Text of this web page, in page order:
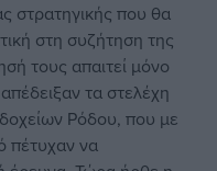
στρατηγικής που θα
στη συζήτηση της
τους απαιτεί μόνο
τα στελέχη
Ρόδου, που με
πέτυχαν να